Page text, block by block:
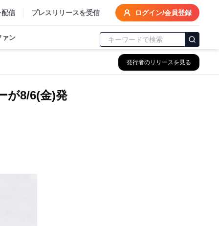
配信 プレスリリースを受信 ログイン/会員登録
ァン
発行者のリリースを見る
が8/6(金)発